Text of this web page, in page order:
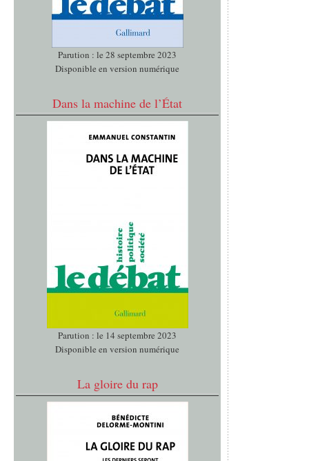
Parution : le 28 septembre 2023
Disponible en version numérique
Dans la machine de l’État
Parution : le 14 septembre 2023
Disponible en version numérique
La gloire du rap